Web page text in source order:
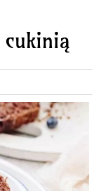
cukinią